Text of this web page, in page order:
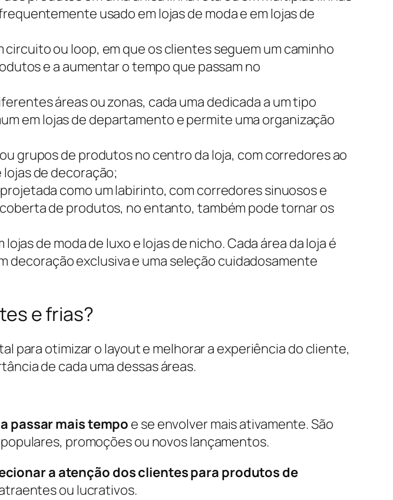
usado em lojas de moda e em lojas de
circuito ou loop, em que os clientes seguem um caminho
e a aumentar o tempo que passam no
áreas ou zonas, cada uma dedicada a um tipo
em lojas de departamento e permite uma organização
grupos de produtos no centro da loja, com corredores ao
de decoração;
como um labirinto, com corredores sinuosos e
de produtos, no entanto, também pode tornar os
de moda de luxo e lojas de nicho. Cada área da loja é
decoração exclusiva e uma seleção cuidadosamente
e frias?
para otimizar o layout e melhorar a experiência do cliente,
de cada uma dessas áreas.
passar mais tempo e se envolver mais ativamente. São
promoções ou novos lançamentos.
a atenção dos clientes para produtos de
ou lucrativos.